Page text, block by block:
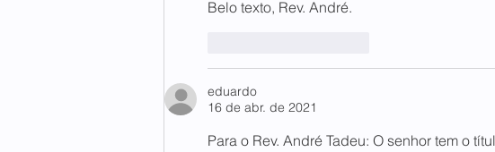
Belo texto, Rev. André.
eduardo
16 de abr. de 2021
Para o Rev. André Tadeu: O senhor tem o